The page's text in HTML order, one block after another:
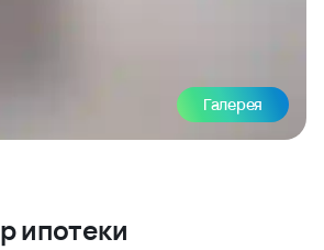
Галерея
ипотеки